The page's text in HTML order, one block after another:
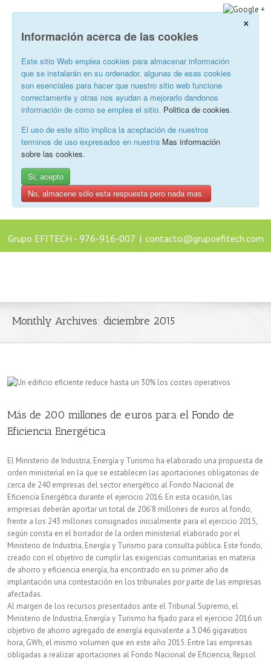
×
Información acerca de las cookies
Este sitio Web emplea cookies para almacenar información
que se instalarán en su ordenador. algunas de esas cookies
son esenciales para hacer que nuestro sitio web funcione
correctamente y otras nos ayudan a mejorarlo dandonos
información de como se emplea el sitio. Politica de cookies.
El uso de este sitio implica la aceptación de nuestros
terminos de uso expresados en nuestra Mas información
sobre las cookies.
Si, acepto
No, almacene sólo esta respuesta pero nada mas.
Grupo EFITECH - 976-916-007 | contacto@grupoefitech.com
Monthly Archives: diciembre 2015
Más de 200 millones de euros para el Fondo de
Eficiencia Energética
El Ministerio de Industria, Energía y Turismo ha elaborado una propuesta de
orden ministerial en la que se establecen las aportaciones obligatorias de
cerca de 240 empresas del sector energético al Fondo Nacional de
Eficiencia Energética durante el ejercicio 2016. En esta ocasión, las
empresas deberán aportar un total de 206’8 millones de euros al fondo,
frente a los 243 millones consignados inicialmente para el ejercicio 2015,
según consta en el borrador de la orden ministerial elaborado por el
Ministerio de Industria, Energía y Turismo para consulta pública. Este fondo,
creado con el objetivo de cumplir las exigencias comunitarias en materia
de ahorro y eficiencia energía, ha encontrado en su primer año de
implantación una contestación en los tribunales por parte de las empresas
afectadas.
Al margen de los recursos presentados ante el Tribunal Supremo, el
Ministerio de Industria, Energía y Turismo ha fijado para el ejercicio 2016 un
objetivo de ahorro agregado de energía equivalente a 3.046 gigavatios
hora, GWh, el mismo volumen que en este año 2015. Entre las empresas
obligadas a realizar aportaciones al Fondo Nacional de Eficiencia, Repsol